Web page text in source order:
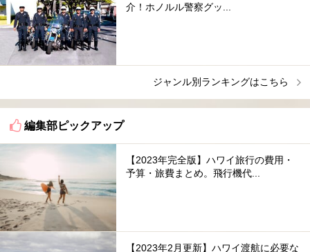
介！ホノルル警察グッ...
ジャンル別ランキングはこちら
編集部ピックアップ
【2023年完全版】ハワイ旅行の費用・
予算・旅費まとめ。飛行機代...
【2023年2月更新】ハワイ渡航に必要な